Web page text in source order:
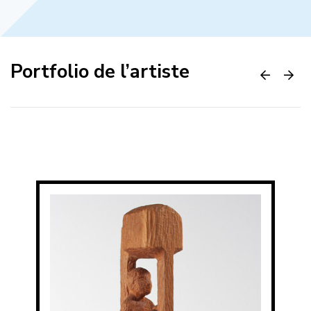
Portfolio de l’artiste